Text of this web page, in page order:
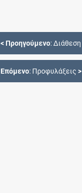
< Προηγούμενο: Διάθεση
Επόμενο: Προφυλάξεις >